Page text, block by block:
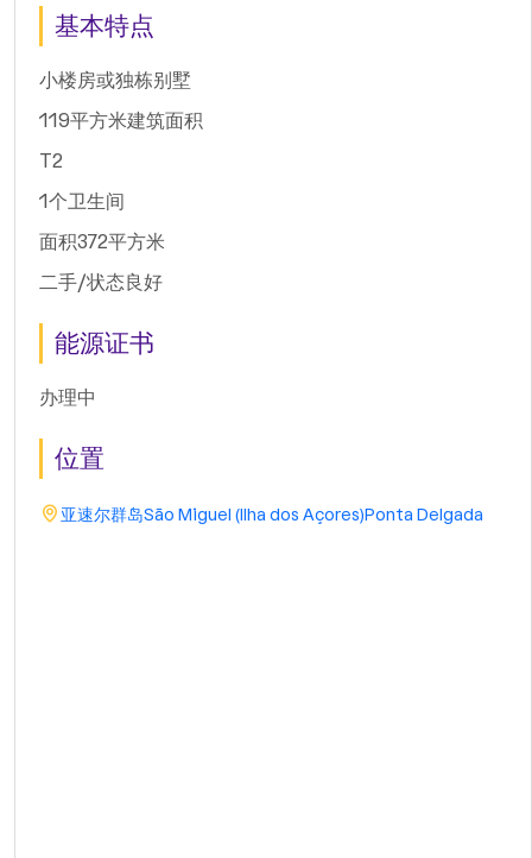
基本特点
小楼房或独栋别墅
119平方米建筑面积
T2
1个卫生间
面积372平方米
二手/状态良好
能源证书
办理中
位置
亚速尔群岛São Miguel (Ilha dos Açores)Ponta Delgada